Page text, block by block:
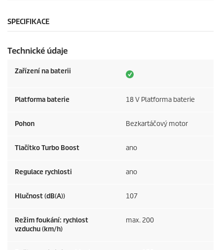
SPECIFIKACE
Technické údaje
Zařízení na baterii
Platforma baterie 18 V Platforma baterie
Pohon Bezkartáčový motor
Tlačítko Turbo Boost ano
Regulace rychlosti ano
Hlučnost (dB(A)) 107
Režim foukání: rychlost
vzduchu (km/h)
max. 200